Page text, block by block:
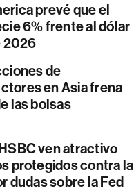
prevé que el
6% frente al dólar
2026
de
en Asia frena
las bolsas
ven atractivo
protegidos contra la
dudas sobre la Fed